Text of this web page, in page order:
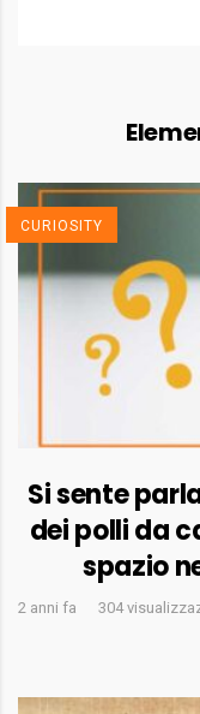
CURIOSITY
Si sente
dei polli da
spazio
2 anni fa 304